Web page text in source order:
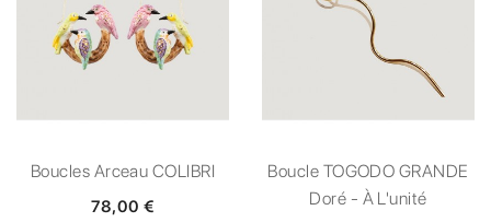
Boucles Arceau COLIBRI
78,00 €
Boucle TOGODO GRANDE
Doré - À L'unité